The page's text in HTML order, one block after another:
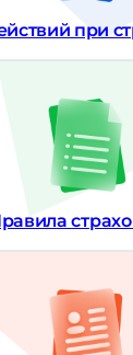
при